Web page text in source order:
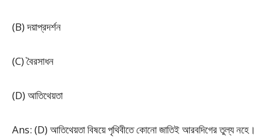
(B) দয়াপ্রদর্শন
(C) বৈরসাধন
(D) আতিথেয়তা
Ans: (D) আতিথেয়তা বিষয়ে পৃথিবীতে কোনো জাতিই আরবদিগের তুল্য নহে।